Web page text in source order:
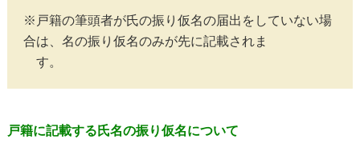
※戸籍の筆頭者が氏の振り仮名の届出をしていない場
合は、名の振り仮名のみが先に記載されま
す。
戸籍に記載する氏名の振り仮名について